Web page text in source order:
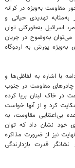
مقاومت به‌ویژه در کرانه
تهدیدی حیاتی و
اسرائیل به‌طورکلی توان
می‌توان به‌وضوح در جریان
به‌ویژه یورش به اردوگاه
با اشاره به لفاظی‌ها و
مقاومت در جنوب
در خاک لبنان برپا کرده
کرد و از آنها خواست
بی‌اعتنایی مقاومت، به
خود نشان داد که توان
نیز از ضرورت مذاکره
قدرت بازدارندگی